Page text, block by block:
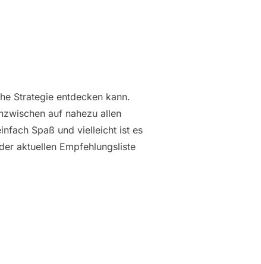
Strategie entdecken kann.
auf nahezu allen
Spaß und vielleicht ist es
aktuellen Empfehlungsliste